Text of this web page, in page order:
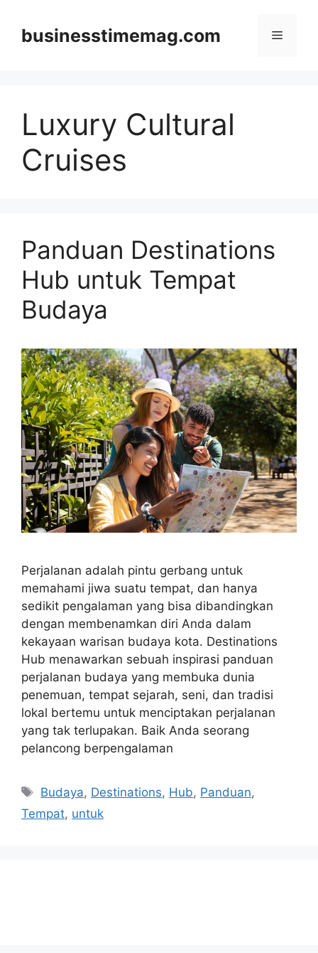
contentbusinesstimemag.com Menu
Luxury Cultural
Cruises
Panduan Destinations
Hub untuk Tempat
Budaya
Perjalanan adalah pintu gerbang untuk
memahami jiwa suatu tempat, dan hanya
sedikit pengalaman yang bisa dibandingkan
dengan membenamkan diri Anda dalam
kekayaan warisan budaya kota. Destinations
Hub menawarkan sebuah inspirasi panduan
perjalanan budaya yang membuka dunia
penemuan, tempat sejarah, seni, dan tradisi
lokal bertemu untuk menciptakan perjalanan
yang tak terlupakan. Baik Anda seorang
pelancong berpengalaman
Tags
Budaya, Destinations, Hub, Panduan,
Tempat, untuk